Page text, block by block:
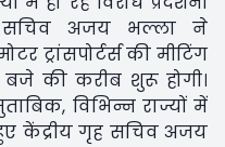
अजय भल्ला ने
ट्रांसपोर्टर्स की मीटिंग
की करीब शुरू होगी।
विभिन्न राज्यों में
हुए केंद्रीय गृह सचिव अजय